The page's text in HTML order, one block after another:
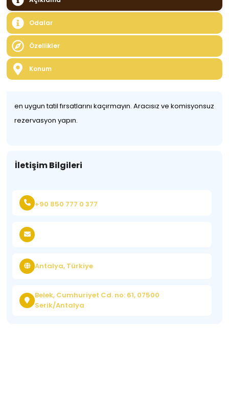
Odalar
Özellikler
Konum
en uygun tatil fırsatlarını kaçırmayın. Aracısız ve komisyonsuz
rezervasyon yapın.
İletişim Bilgileri
+90 850 777 0 377
Antalya, Türkiye
Belek, Cumhuriyet Cd. no: 61, 07500
Serik/Antalya